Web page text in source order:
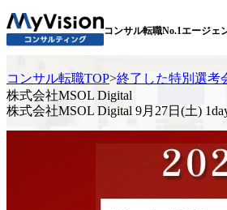
コンサル転職No.1エージェ
コンサル転職TOP>終了した特別選考
株式会社MSOL Digital
株式会社MSOL Digital 9月27日(土)